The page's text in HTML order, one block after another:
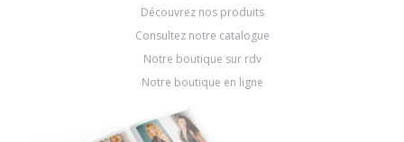
Découvrez nos produits
Consultez notre catalogue
Notre boutique sur rdv
Notre boutique en ligne